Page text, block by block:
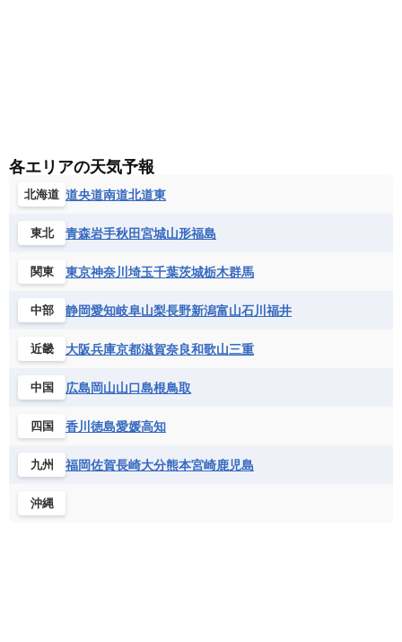
各エリアの天気予報
北海道 道央道南道北道東
東北 青森岩手秋田宮城山形福島
関東 東京神奈川 埼玉千葉茨城栃木群馬
中部 静岡愛知岐阜山梨長野新潟富山石川 福井
近畿 大阪兵庫京都滋賀奈良和歌山三重
中国 広島岡山山口島根鳥取
四国 香川 徳島愛媛高知
九州 福岡佐賀長崎大分熊本宮崎鹿児島
沖縄